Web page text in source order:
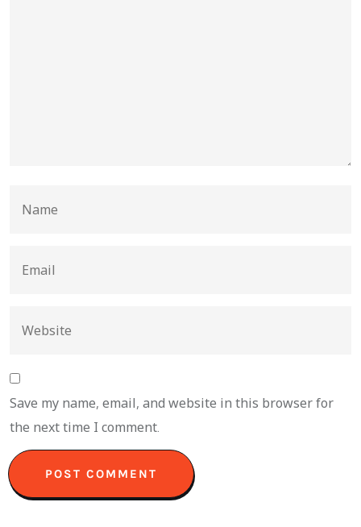
Save my name, email, and website in this browser for
the next time I comment.